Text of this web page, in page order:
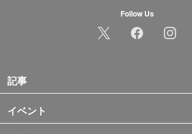
Follow Us
記事
イベント